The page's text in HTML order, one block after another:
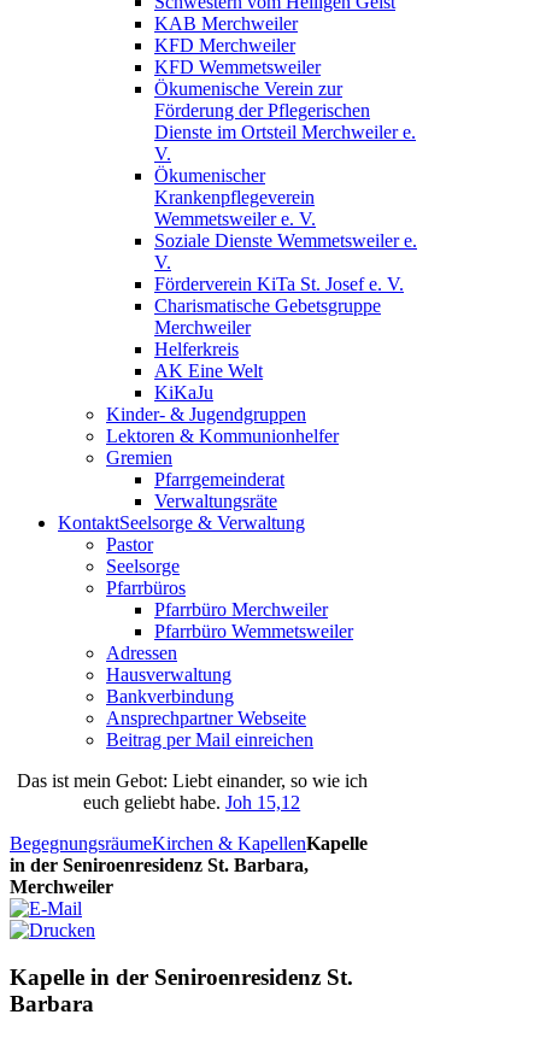
KAB Merchweiler
KFD Merchweiler
KFD Wemmetsweiler
Ökumenische Verein zur
Förderung der Pflegerischen
Dienste im Ortsteil Merchweiler e.
V.
Ökumenischer
Krankenpflegeverein
Wemmetsweiler e. V.
Soziale Dienste Wemmetsweiler e.
V.
Förderverein KiTa St. Josef e. V.
Charismatische Gebetsgruppe
Merchweiler
Helferkreis
AK Eine Welt
KiKaJu
Kinder- & Jugendgruppen
Lektoren & Kommunionhelfer
Gremien
Pfarrgemeinderat
Verwaltungsräte
KontaktSeelsorge & Verwaltung
Pastor
Seelsorge
Pfarrbüros
Pfarrbüro Merchweiler
Pfarrbüro Wemmetsweiler
Adressen
Hausverwaltung
Bankverbindung
Ansprechpartner Webseite
Beitrag per Mail einreichen
Das ist mein Gebot: Liebt einander, so wie ich
euch geliebt habe.Joh 15,12
BegegnungsräumeKirchen & KapellenKapelle
in der Seniroenresidenz St. Barbara,
Merchweiler
Kapelle in der Seniroenresidenz St.
Barbara